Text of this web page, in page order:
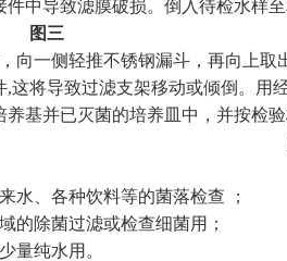
中导致滤膜破损。 倒入待检水样
图三
，向一侧轻推不锈钢漏斗，再向上取
,这将导致过滤支架移动或倾倒。用
养基并已灭菌的培养皿中，并按检验
来水、各种饮料等的菌落检查
；
的除菌过滤或检查细菌用 ；
量纯水用。